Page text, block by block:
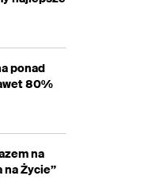
ponad
80%
na
na Życie”